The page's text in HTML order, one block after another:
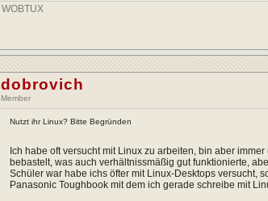
WOBTUX
dobrovich
Member
Nutzt ihr Linux? Bitte Begründen
Ich habe oft versucht mit Linux zu arbeiten, bin aber
bebastelt, was auch verhältnissmäßig gut funktionierte,
Schüler war habe ichs öfter mit Linux-Desktops versucht,
Panasonic Toughbook mit dem ich gerade schreibe mit